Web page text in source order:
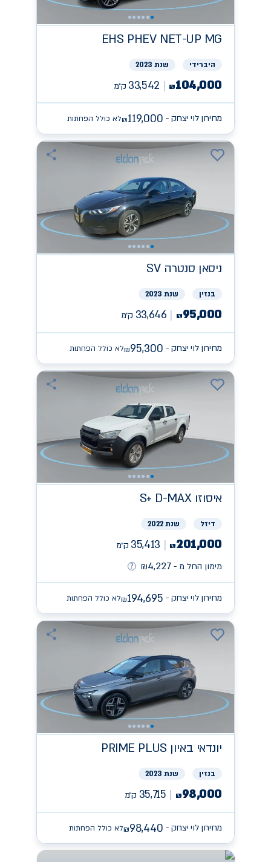
MG
EHS PHEV NET-UP
היברידי שנת 2023
₪104,000
33,542 ק״מ
מחירון לוי יצחק - ₪119,000 לא כולל הפחתות
ניסאן SV סנטרה
בנזין שנת 2023
₪95,000
33,646 ק״מ
מחירון לוי יצחק - ₪95,300 לא כולל הפחתות
איסוזוS+ D-MAX
דיזל שנת 2022
₪201,000
35,413 ק״מ
מימון החל מ -
₪4,227
מחירון לוי יצחק - ₪194,695 לא כולל הפחתות
יונדאי PRIME PLUS באיון
בנזין שנת 2023
₪98,000
35,715 ק״מ
מחירון לוי יצחק - ₪98,440 לא כולל הפחתות